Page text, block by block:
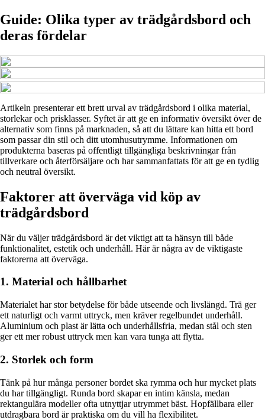
Guide: Olika typer av trädgårdsbord och
deras fördelar
Artikeln presenterar ett brett urval av trädgårdsbord i olika material,
storlekar och prisklasser. Syftet är att ge en informativ översikt över de
alternativ som finns på marknaden, så att du lättare kan hitta ett bord
som passar din stil och ditt utomhusutrymme. Informationen om
produkterna baseras på offentligt tillgängliga beskrivningar från
tillverkare och återförsäljare och har sammanfattats för att ge en tydlig
och neutral översikt.
Faktorer att överväga vid köp av
trädgårdsbord
När du väljer trädgårdsbord är det viktigt att ta hänsyn till både
funktionalitet, estetik och underhåll. Här är några av de viktigaste
faktorerna att överväga.
1. Material och hållbarhet
Materialet har stor betydelse för både utseende och livslängd. Trä ger
ett naturligt och varmt uttryck, men kräver regelbundet underhåll.
Aluminium och plast är lätta och underhållsfria, medan stål och sten
ger ett mer robust uttryck men kan vara tunga att flytta.
2. Storlek och form
Tänk på hur många personer bordet ska rymma och hur mycket plats
du har tillgängligt. Runda bord skapar en intim känsla, medan
rektangulära modeller ofta utnyttjar utrymmet bäst. Hopfällbara eller
utdragbara bord är praktiska om du vill ha flexibilitet.